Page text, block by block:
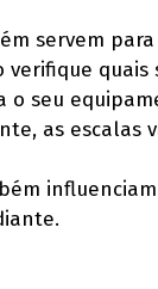
servem
verifique quais
o seu
as escalas